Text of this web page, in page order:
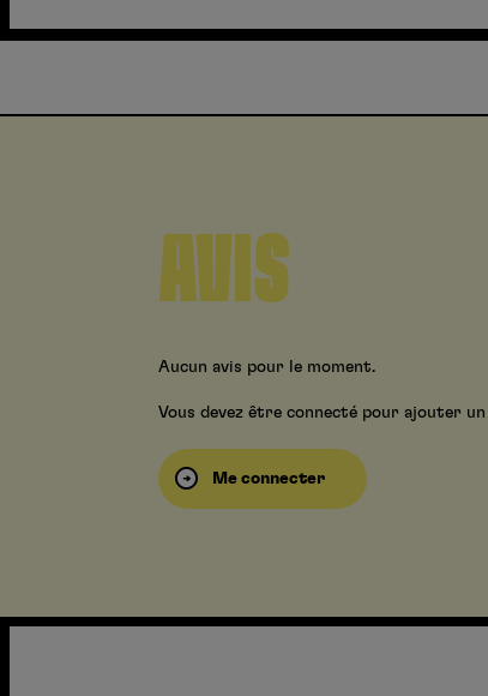
AVIS
Aucun avis pour le moment.
Vous devez être connecté pour ajouter un
Me connecter